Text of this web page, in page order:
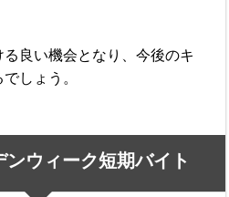
良い機会となり、今後のキ
しょう。
ウィーク短期バイト